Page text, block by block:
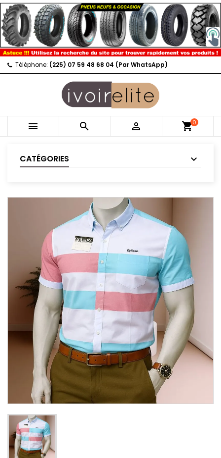
Téléphone: (225) 07 59 48 68 04 (Par WhatsApp)
   shopping_cart0
CATÉGORIES